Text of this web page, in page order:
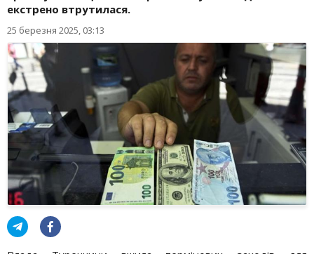
екстрено втрутилася.
25 березня 2025, 03:13